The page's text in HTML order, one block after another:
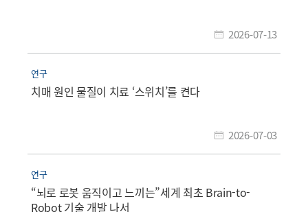
2026-07-13
연구
치매 원인 물질이 치료 ‘스위치’를 켠다
2026-07-03
연구
“뇌로 로봇 움직이고 느끼는”세계 최초 Brain-to-
Robot 기술 개발 나서